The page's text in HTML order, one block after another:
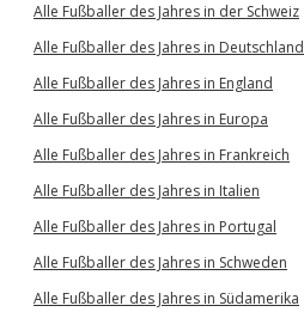
Alle Fußballer des Jahres in der Schweiz
Alle Fußballer des Jahres in Deutschland
Alle Fußballer des Jahres in England
Alle Fußballer des Jahres in Europa
Alle Fußballer des Jahres in Frankreich
Alle Fußballer des Jahres in Italien
Alle Fußballer des Jahres in Portugal
Alle Fußballer des Jahres in Schweden
Alle Fußballer des Jahres in Südamerika